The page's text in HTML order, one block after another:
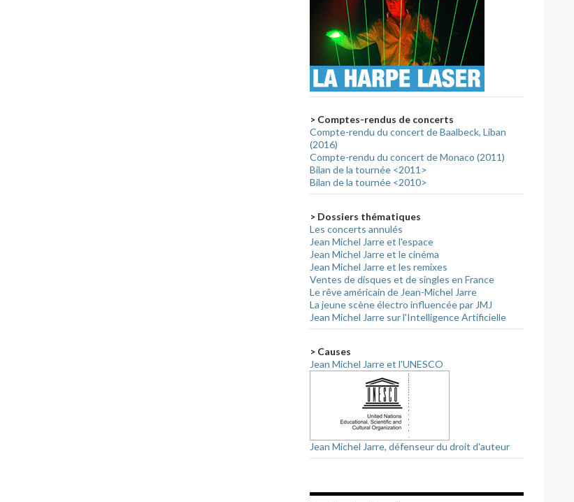
> Comptes-rendus de concerts
Compte-rendu du concert de Baalbeck, Liban
(2016)
Compte-rendu du concert de Monaco (2011)
Bilan de la tournée <2011>
Bilan de la tournée <2010>
> Dossiers thématiques
Les concerts annulés
Jean Michel Jarre et l'espace
Jean Michel Jarre et le cinéma
Jean Michel Jarre et les remixes
Ventes de disques et de singles en France
Le rêve américain de Jean-Michel Jarre
La jeune scène électro influencée par JMJ
Jean Michel Jarre sur l'Intelligence Artificielle
> Causes
Jean Michel Jarre et l'UNESCO
Jean Michel Jarre, défenseur du droit d'auteur